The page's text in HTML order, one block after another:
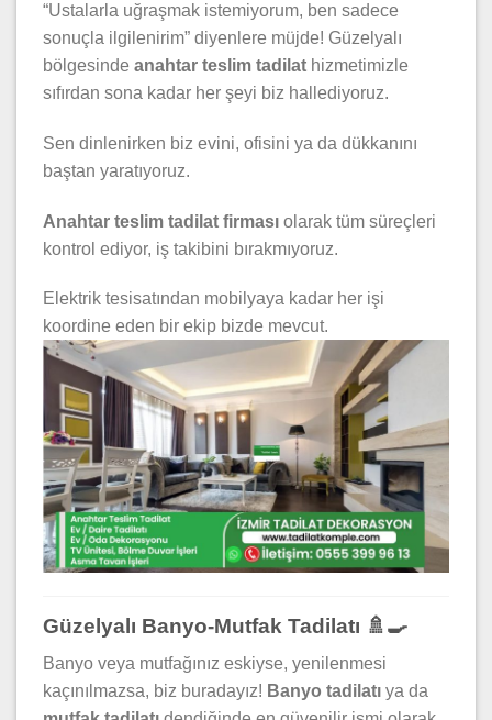
“Ustalarla uğraşmak istemiyorum, ben sadece
sonuçla ilgilenirim” diyenlere müjde! Güzelyalı
bölgesinde anahtar teslim tadilat hizmetimizle
sıfırdan sona kadar her şeyi biz hallediyoruz.
Sen dinlenirken biz evini, ofisini ya da dükkanını
baştan yaratıyoruz.
Anahtar teslim tadilat firması olarak tüm süreçleri
kontrol ediyor, iş takibini bırakmıyoruz.
Elektrik tesisatından mobilyaya kadar her işi
koordine eden bir ekip bizde mevcut.
Güzelyalı Banyo-Mutfak Tadilatı 🚿🍳
Banyo veya mutfağınız eskiyse, yenilenmesi
kaçınılmazsa, biz buradayız! Banyo tadilatı ya da